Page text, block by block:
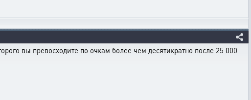
вы превосходите по очкам более чем десятикратно после 25 000